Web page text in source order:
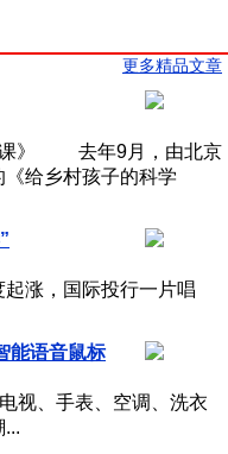
更多精品文章
》 去年9月，由北京
给乡村孩子的科学
涨，国际投行一片唱
能语音鼠标
视、手表、空调、洗衣
...